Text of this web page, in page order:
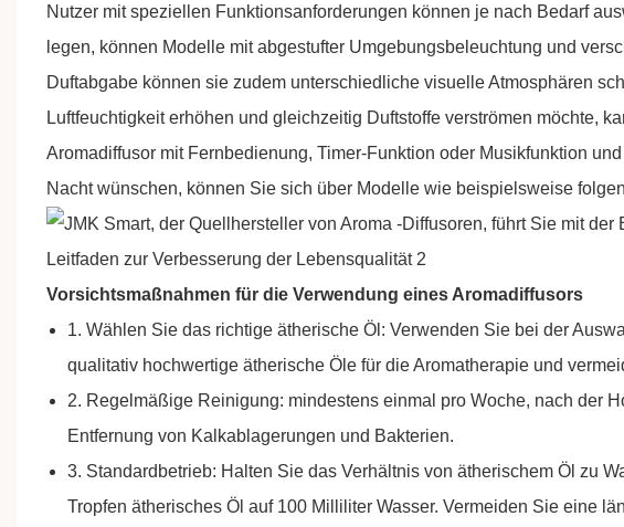
Nutzer mit speziellen Funktionsanforderungen können je nach Bedarf
legen, können Modelle mit abgestufter Umgebungsbeleuchtung und
Duftabgabe können sie zudem unterschiedliche visuelle Atmosphären
Luftfeuchtigkeit erhöhen und gleichzeitig Duftstoffe verströmen möchte,
Aromadiffusor mit Fernbedienung, Timer-Funktion oder Musikfunktion
Nacht wünschen, können Sie sich über Modelle wie beispielsweise
Vorsichtsmaßnahmen für die Verwendung eines Aromadiffusors
1. Wählen Sie das richtige ätherische Öl: Verwenden Sie bei der
qualitativ hochwertige ätherische Öle für die Aromatherapie und
2. Regelmäßige Reinigung: mindestens einmal pro Woche, nach der
Entfernung von Kalkablagerungen und Bakterien.
3. Standardbetrieb: Halten Sie das Verhältnis von ätherischem Öl zu
Tropfen ätherisches Öl auf 100 Milliliter Wasser. Vermeiden Sie eine